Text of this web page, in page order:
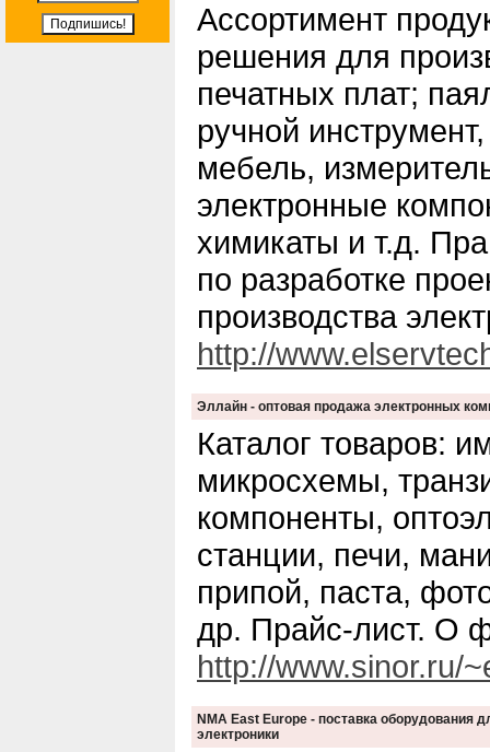
Ассортимент
решения для
печатных плат;
ручной
мебель,
электронные
химикаты и т.д.
по разработке
производства
http://
Эллайн - оптовая продажа электронных
Каталог товаров:
микросхемы,
компоненты,
станции, печи,
припой, паста,
др. Прайс-лист. О
http://www.sinor.ru/
NMA East Europe - поставка оборудования
электроники